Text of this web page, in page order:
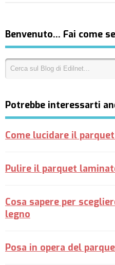
Benvenuto… Fai come
Potrebbe interessarti
Come lucidare il
Pulire il parquet
Cosa sapere per
legno
Posa in opera del